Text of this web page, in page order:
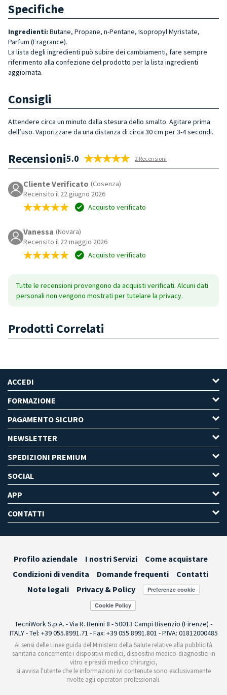
Specifiche
Ingredienti: Butane, Propane, n-Pentane, Isopropyl Myristate,
Parfum (Fragrance).
La lista degli ingredienti può subire dei cambiamenti, fare sempre
riferimento alla confezione del prodotto per la lista ingredienti
aggiornata.
Consigli
Attendere circa un minuto dalla stesura dello smalto. Agitare prima
dell’uso. Vaporizzare da una distanza di circa 30 cm per 3-4 secondi.
Recensioni5.0 2 Recensioni
Cliente Verificato (Cosenza)
Recensito il 22 giugno 2026
Acquisto verificato
Vanessa (Novara)
Recensito il 22 maggio 2026
Acquisto verificato
Tutte le recensioni provengono da acquisti verificati. Alcuni dati
personali non vengono mostrati per tutelare la privacy.
Prodotti Correlati
ACCEDI
FORMAZIONE
PAGAMENTO SICURO
NEWSLETTER
SPEDIZIONI PREMIUM
SOCIAL
APP
CONTATTI
Profilo aziendale I nostri Servizi
Come acquistare
Condizioni di vendita
Domande frequenti
Contatti
Note legali
Privacy & Policy Preferenze cookie
TecniWork S.p.A. - Via R. Benini 8 - 50013 Campi Bisenzio (Firenze) -
ITALY - Tel: +39 055.8991.71 - Fax: +39 055.8991.801 - P.IVA: 01812000485
Ai sensi delle Linee guida del Ministero della Salute relative alla pubblicità
sanitaria concernente i dispositivi medici, dispositivi medico-diagnostici in
vitro e presidi medico chirurgici,
si avvisa l'utente che le informazioni ivi contenute sono esclusivamente
rivolte agli operatori professionali.